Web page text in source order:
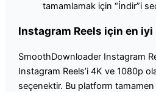
tamamlamak için “İndir”i
Instagram Reels için en
SmoothDownloader Instagram
Instagram Reels’i 4K ve 1080p
seçenektir. Bu platform